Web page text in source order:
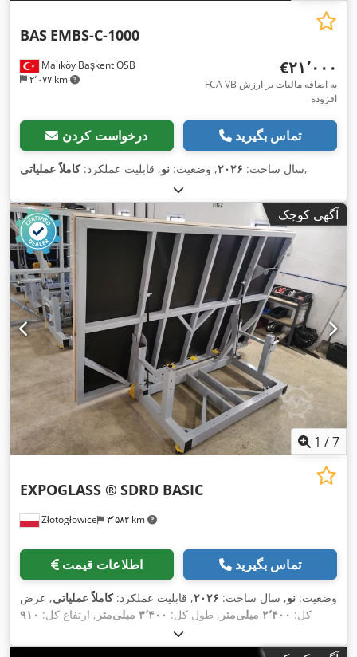
Malıköy Başkent OSB
۲٬۰۷۷ km
BAS EMBS-C-1000
‎€۲۱٬۰۰۰
FCA VB به اضافه مالیات بر ارزش
افزوده
درخواست کردن تماس بگیرید
سال ساخت: ۲۰۲۶, وضعیت: نو, قابلیت عملکرد:کاملاً عملیاتی ,
آگهی کوچک
1 /7
Złotogłowice ۳٬۵۸۲ km
EXPOGLASS ® SDRD BASIC
اطلاعات قیمت تماس بگیرید
وضعیت: نو, سال ساخت: ۲۰۲۶, قابلیت عملکرد:کاملاً عملیاتی, عرض
کل: ۲٬۴۰۰ میلی‌متر , طول کل: ۳٬۴۰۰ میلی‌متر , ارتفاع کل: ۹۱۰
۴۵۰ کیلوگرم